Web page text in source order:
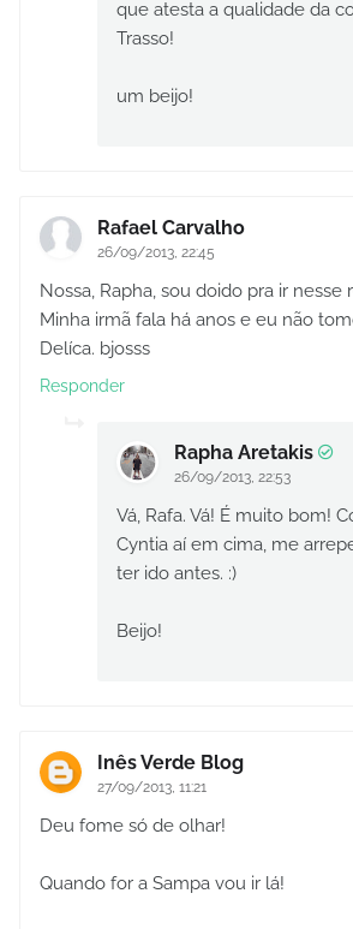
que atesta a qualidade da
Trasso!
um beijo!
Rafael Carvalho
26/09/2013, 22:45
Nossa, Rapha, sou doido pra ir nesse
Minha irmã fala há anos e eu não
Delíca. bjosss
Responder
Rapha Aretakis
26/09/2013, 22:53
Vá, Rafa. Vá! É muito bom!
Cyntia aí em cima, me
ter ido antes. :)
Beijo!
Inês Verde Blog
27/09/2013, 11:21
Deu fome só de olhar!
Quando for a Sampa vou ir lá!